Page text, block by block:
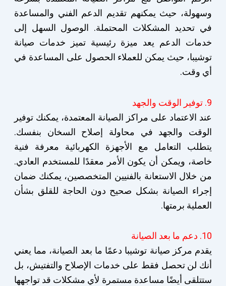
وسهولة، حيث يمكنهم تقديم الدعم الفني والمساعدة
في تحديد المشكلات المحتملة. الوصول السهل إلى
خدمات الدعم يعد ميزة رئيسية تميز خدمات صيانة
توشيبا، حيث يمكن للعملاء الحصول على المساعدة في
أي وقت.
9. توفير الوقت والجهد
عند الاعتماد على مراكز الصيانة المعتمدة، يمكنك توفير
الوقت والجهد في محاولة إصلاح السخان بنفسك.
يتطلب التعامل مع الأجهزة الكهربائية معرفة فنية
خاصة، ويمكن أن يكون الأمر معقدًا للمستخدم العادي.
من خلال الاستعانة بالفنيين المتخصصين، يمكنك ضمان
إجراء الصيانة بشكل صحيح دون الحاجة للقلق بشأن
العملية برمتها.
10. دعم ما بعد الصيانة
يقدم مركز صيانة توشيبا دعمًا ما بعد الصيانة، مما يعني
أنك لن تحصل فقط على خدمات الإصلاح والتفتيش، بل
ستتلقى أيضًا مساعدة مستمرة لأي مشكلات قد تواجهها